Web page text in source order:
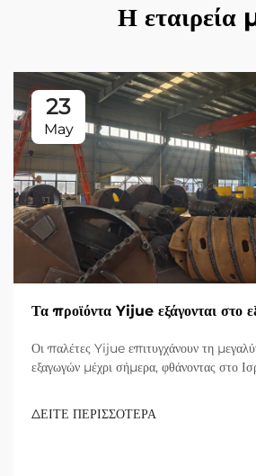
Η εταιρεία
23
May
Τα προϊόντα Yijue εξάγονται στο
Οι παλέτες Yijue επιτυγχάνουν τη
εξαγωγών μέχρι σήμερα, φθάνοντας στο
ΔΕΙΤΕ ΠΕΡΙΣΣΟΤΕΡΑ